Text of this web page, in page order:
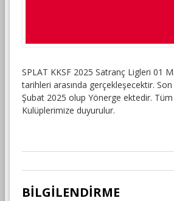
SPLAT KKSF 2025 Satranç Ligleri 01
tarihleri arasında gerçekleşecektir.
Şubat 2025 olup Yönerge ektedir.
Kulüplerimize duyurulur.
BİLGİLENDİRME